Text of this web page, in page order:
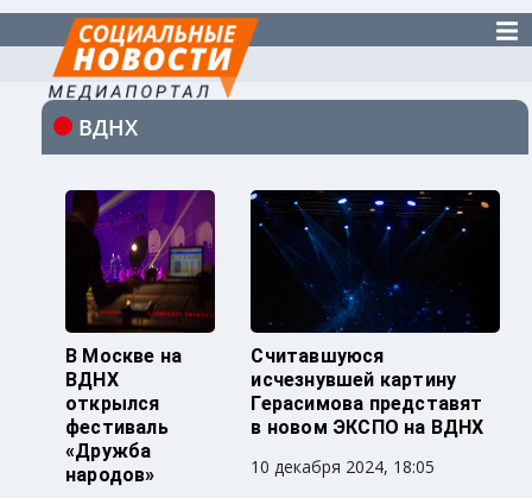
ВДНХ
В Москве на
ВДНХ
открылся
фестиваль
«Дружба
народов»
Считавшуюся
исчезнувшей картину
Герасимова представят
в новом ЭКСПО на ВДНХ
10 декабря 2024, 18:05